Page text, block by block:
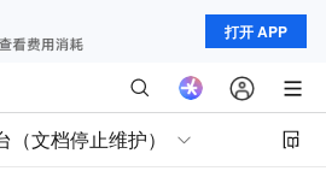
打开 APP
（文档停止维护）